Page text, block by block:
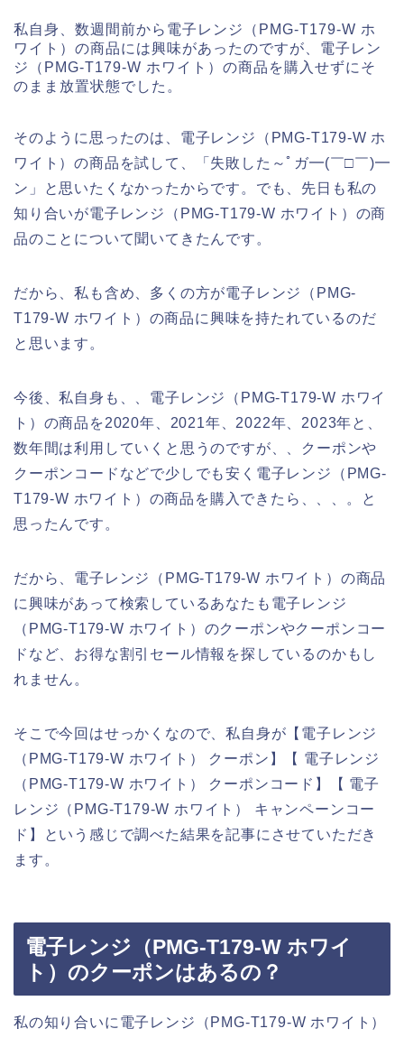
私自身、数週間前から電子レンジ（PMG-T179-W ホ
ワイト）の商品には興味があったのですが、電子レン
ジ（PMG-T179-W ホワイト）の商品を購入せずにそ
のまま放置状態でした。
そのように思ったのは、電子レンジ（PMG-T179-W ホ
ワイト）の商品を試して、「失敗した～ﾟガ━(￣□￣)━
ン」と思いたくなかったからです。でも、先日も私の
知り合いが電子レンジ（PMG-T179-W ホワイト）の商
品のことについて聞いてきたんです。
だから、私も含め、多くの方が電子レンジ（PMG-
T179-W ホワイト）の商品に興味を持たれているのだ
と思います。
今後、私自身も、、電子レンジ（PMG-T179-W ホワイ
ト）の商品を2020年、2021年、2022年、2023年と、
数年間は利用していくと思うのですが、、クーポンや
クーポンコードなどで少しでも安く電子レンジ（PMG-
T179-W ホワイト）の商品を購入できたら、、、。と
思ったんです。
だから、電子レンジ（PMG-T179-W ホワイト）の商品
に興味があって検索しているあなたも電子レンジ
（PMG-T179-W ホワイト）のクーポンやクーポンコー
ドなど、お得な割引セール情報を探しているのかもし
れません。
そこで今回はせっかくなので、私自身が【電子レンジ
（PMG-T179-W ホワイト） クーポン】【 電子レンジ
（PMG-T179-W ホワイト） クーポンコード】【 電子
レンジ（PMG-T179-W ホワイト） キャンペーンコー
ド】という感じで調べた結果を記事にさせていただき
ます。
電子レンジ（PMG-T179-W ホワイ
ト）のクーポンはあるの？
私の知り合いに電子レンジ（PMG-T179-W ホワイト）